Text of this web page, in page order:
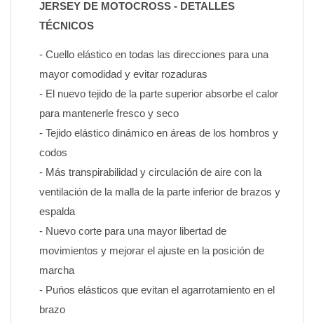
JERSEY DE MOTOCROSS - DETALLES
TÉCNICOS
- Cuello elástico en todas las direcciones para una
mayor comodidad y evitar rozaduras
- El nuevo tejido de la parte superior absorbe el calor
para mantenerle fresco y seco
- Tejido elástico dinámico en áreas de los hombros y
codos
- Más transpirabilidad y circulación de aire con la
ventilación de la malla de la parte inferior de brazos y
espalda
- Nuevo corte para una mayor libertad de
movimientos y mejorar el ajuste en la posición de
marcha
- Puńos elásticos que evitan el agarrotamiento en el
brazo